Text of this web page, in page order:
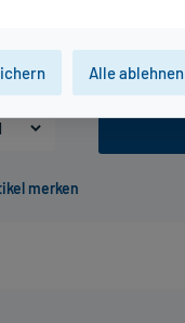
15 St 30 St
Alle ablehnen